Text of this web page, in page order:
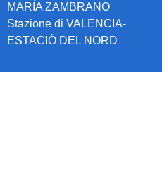
MARÍA ZAMBRANO
Stazione di VALENCIA-
ESTACIÒ DEL NORD